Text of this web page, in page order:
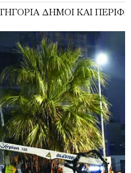
ΔΉΜΟΙ ΚΑΙ